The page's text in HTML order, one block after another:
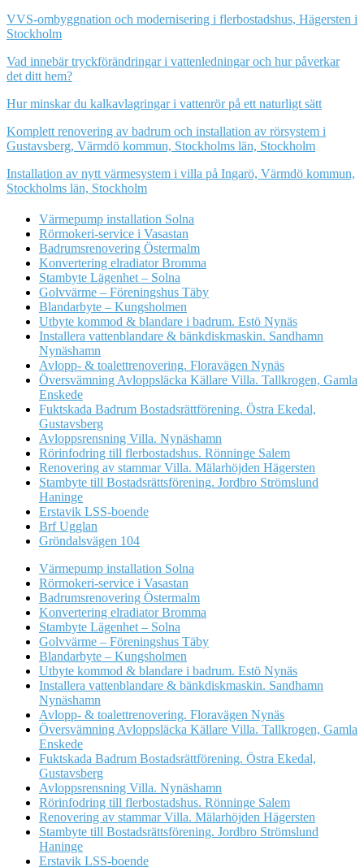
VVS-ombyggnation och modernisering i flerbostadshus, Hägersten i
Stockholm
Vad innebär tryckförändringar i vattenledningar och hur påverkar
det ditt hem?
Hur minskar du kalkavlagringar i vattenrör på ett naturligt sätt
Komplett renovering av badrum och installation av rörsystem i
Gustavsberg, Värmdö kommun, Stockholms län, Stockholm
Installation av nytt värmesystem i villa på Ingarö, Värmdö kommun,
Stockholms län, Stockholm
Värmepump installation Solna
Rörmokeri-service i Vasastan
Badrumsrenovering Östermalm
Konvertering elradiator Bromma
Stambyte Lägenhet – Solna
Golvvärme – Föreningshus Täby
Blandarbyte – Kungsholmen
Utbyte kommod & blandare i badrum. Estö Nynäs
Installera vattenblandare & bänkdiskmaskin. Sandhamn
Nynäshamn
Avlopp- & toalettrenovering. Floravägen Nynäs
Översvämning Avloppsläcka Källare Villa. Tallkrogen, Gamla
Enskede
Fuktskada Badrum Bostadsrättförening. Östra Ekedal,
Gustavsberg
Avloppsrensning Villa. Nynäshamn
Rörinfodring till flerbostadshus. Rönninge Salem
Renovering av stammar Villa. Mälarhöjden Hägersten
Stambyte till Bostadsrättsförening. Jordbro Strömslund
Haninge
Erstavik LSS-boende
Brf Ugglan
Gröndalsvägen 104
Värmepump installation Solna
Rörmokeri-service i Vasastan
Badrumsrenovering Östermalm
Konvertering elradiator Bromma
Stambyte Lägenhet – Solna
Golvvärme – Föreningshus Täby
Blandarbyte – Kungsholmen
Utbyte kommod & blandare i badrum. Estö Nynäs
Installera vattenblandare & bänkdiskmaskin. Sandhamn
Nynäshamn
Avlopp- & toalettrenovering. Floravägen Nynäs
Översvämning Avloppsläcka Källare Villa. Tallkrogen, Gamla
Enskede
Fuktskada Badrum Bostadsrättförening. Östra Ekedal,
Gustavsberg
Avloppsrensning Villa. Nynäshamn
Rörinfodring till flerbostadshus. Rönninge Salem
Renovering av stammar Villa. Mälarhöjden Hägersten
Stambyte till Bostadsrättsförening. Jordbro Strömslund
Haninge
Erstavik LSS-boende